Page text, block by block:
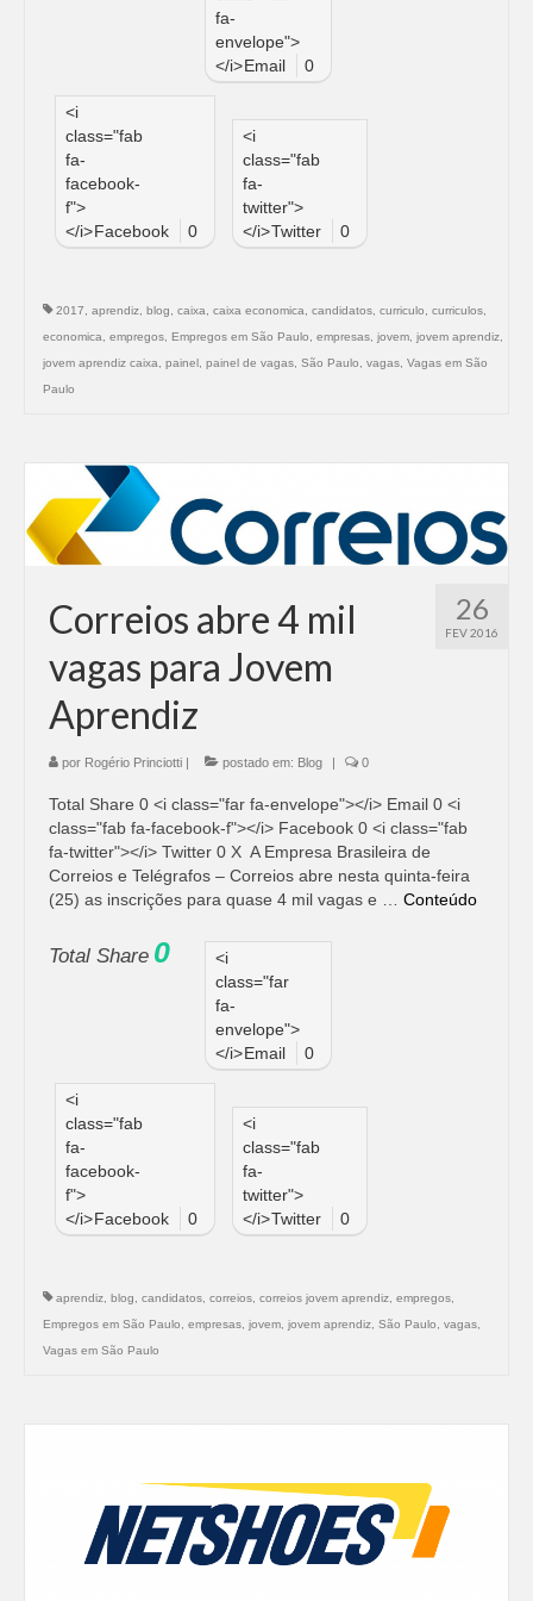
fa-
envelope">
</i>Email 0
<i
class="fab
fa-
facebook-
f">
</i>Facebook 0
<i
class="fab
fa-
twitter">
</i>Twitter 0
2017, aprendiz, blog, caixa, caixa economica, candidatos, curriculo, curriculos,
economica, empregos, Empregos em São Paulo, empresas, jovem, jovem aprendiz,
jovem aprendiz caixa, painel , painel de vagas, São Paulo, vagas, Vagas em São
Paulo
26
FEV 2016
Correios abre 4 mil
vagas para Jovem
Aprendiz
por Rogério Princiotti | postado em: Blog | 0
Total Share 0 <i class="far fa-envelope"></i> Email 0 <i
class="fab fa-facebook-f"></i> Facebook 0 <i class="fab
fa-twitter"></i> Twitter 0 X A Empresa Brasileira de
Correios e Telégrafos – Correios abre nesta quinta-feira
(25) as inscrições para quase 4 mil vagas e … Conteúdo
Total Share 0
<i
class="far
fa-
envelope">
</i>Email 0
<i
class="fab
fa-
facebook-
f">
</i>Facebook 0
<i
class="fab
fa-
twitter">
</i>Twitter 0
aprendiz blog candidatos correios correios jovem aprendiz empregos
Empregos em São Paulo
empresas jovem jovem aprendiz São Paulo vagas
Vagas em São Paulo